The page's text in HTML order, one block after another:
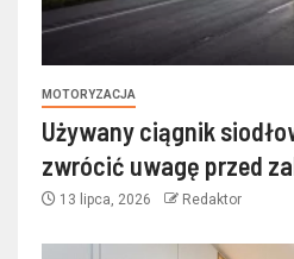
MOTORYZACJA
Używany ciągnik
zwrócić uwagę przed
13 lipca, 2026 Redaktor